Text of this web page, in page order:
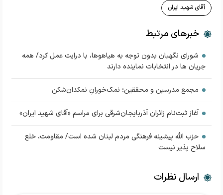
آقای شهید ایران
خبرهای مرتبط
شورای نگهبان بدون توجه به هیاهوها، با درایت عمل کرد/ همه
جریان ها در انتخابات نماینده دارند
مجمع مدرسین و محققین؛ نمک‌خورانِ نمکدان‌شکن
آغاز ثبت‌نام زائران آذربایجان‌شرقی برای مراسم «آقای شهید ایران»
حزب الله پیشینه فرهنگی مردم لبنان شده است/ مقاومت، خلع
سلاح پذیر نیست
ارسال نظرات